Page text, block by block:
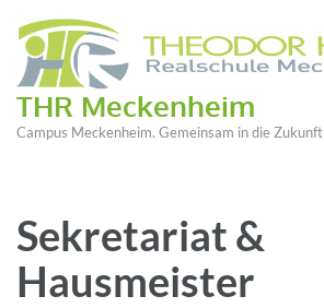
THR Meckenheim
Campus Meckenheim. Gemeinsam in die Zukunft
Sekretariat &
Hausmeister